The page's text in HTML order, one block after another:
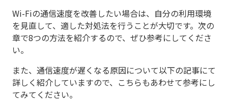
Wi-Fiの通信速度を改善したい場合は、自分の利用環境
を見直して、適した対処法を行うことが大切です。次の
章で8つの方法を紹介するので、ぜひ参考にしてくださ
い。
また、通信速度が遅くなる原因について以下の記事にて
詳しく紹介していますので、こちらもあわせて参考にし
てみてください。